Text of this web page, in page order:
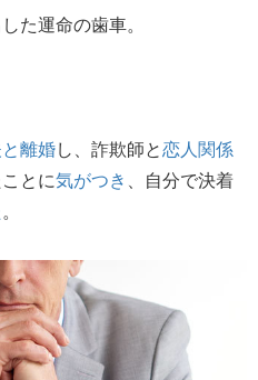
した運命の歯車。
離婚し、詐欺師と恋人関係
とに気がつき
、自分で決着
。